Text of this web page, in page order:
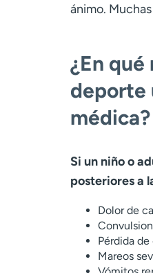
ánimo.
¿En
deporte
médica?
Si un niño o
posteriores a
Dolor de
Pérdida
Mareos